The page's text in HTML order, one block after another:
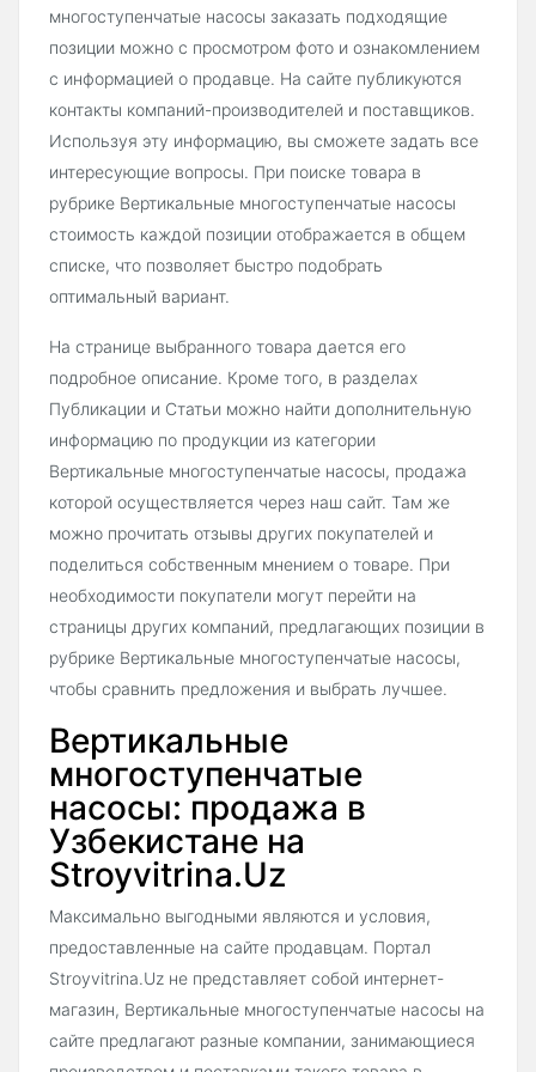
многоступенчатые насосы заказать подходящие
позиции можно с просмотром фото и ознакомлением
с информацией о продавце. На сайте публикуются
контакты компаний-производителей и поставщиков.
Используя эту информацию, вы сможете задать все
интересующие вопросы. При поиске товара в
рубрике Вертикальные многоступенчатые насосы
стоимость каждой позиции отображается в общем
списке, что позволяет быстро подобрать
оптимальный вариант.
На странице выбранного товара дается его
подробное описание. Кроме того, в разделах
Публикации и Статьи можно найти дополнительную
информацию по продукции из категории
Вертикальные многоступенчатые насосы, продажа
которой осуществляется через наш сайт. Там же
можно прочитать отзывы других покупателей и
поделиться собственным мнением о товаре. При
необходимости покупатели могут перейти на
страницы других компаний, предлагающих позиции в
рубрике Вертикальные многоступенчатые насосы,
чтобы сравнить предложения и выбрать лучшее.
Вертикальные
многоступенчатые
насосы: продажа в
Узбекистане на
Stroyvitrina.Uz
Максимально выгодными являются и условия,
предоставленные на сайте продавцам. Портал
Stroyvitrina.Uz не представляет собой интернет-
магазин, Вертикальные многоступенчатые насосы на
сайте предлагают разные компании, занимающиеся